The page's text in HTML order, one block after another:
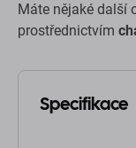
Máte nějaké další
prostřednictvím
Specifikace